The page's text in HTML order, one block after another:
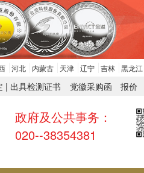
河北 内蒙古 天津 辽宁 吉林 黑龙江
党徽采购函 报价
| 出具检测证书
政府及公共事务：
020--38354381